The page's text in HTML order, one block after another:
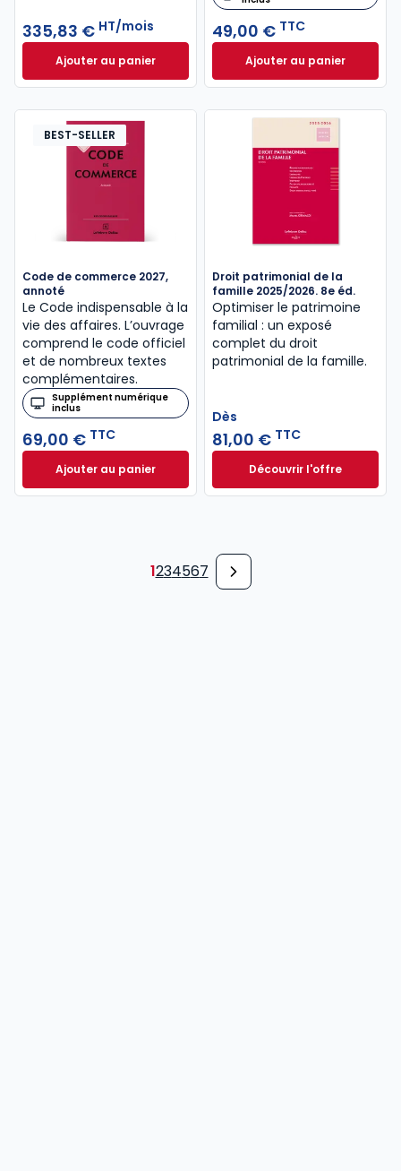
335,83 € HT/mois
Ajouter au panierInneo Notaire à 335,83 €HT/mois
49,00 € TTC
Ajouter au panier
Code civil 2027,
BEST-SELLER
Code de commerce 2027,
annoté
Le Code indispensable à la
vie des affaires. L’ouvrage
comprend le code officiel
et de nombreux textes
complémentaires.
Supplément numérique
inclus
69,00 € TTC
Ajouter au panierCode de commerce 2027, annoté à 69,00 € TTC
Droit patrimonial de la
famille 2025/2026. 8e éd.
Optimiser le patrimoine
familial : un exposé
complet du droit
patrimonial de la famille.
Dès
81,00 € TTC
Découvrir l'offreDroit patrimonial
Dès
1234567